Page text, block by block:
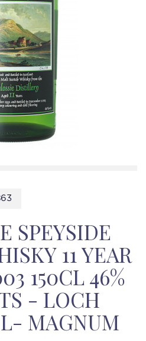
SPEYSIDE
11 YEAR
150CL 46%
- LOCH
MAGNUM